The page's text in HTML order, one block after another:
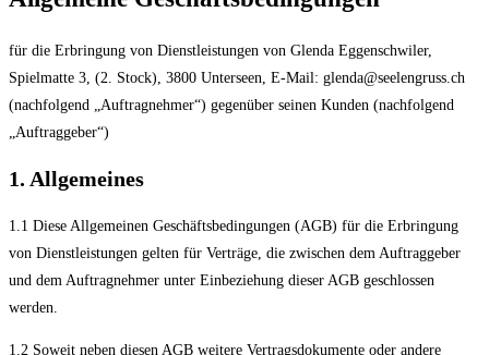
für die Erbringung von Dienstleistungen von Glenda Eggenschwiler,
Spielmatte 3, (2. Stock), 3800 Unterseen, E-Mail: glenda@seelengruss.ch
(nachfolgend „Auftragnehmer“) gegenüber seinen Kunden (nachfolgend
„Auftraggeber“)
1. Allgemeines
1.1 Diese Allgemeinen Geschäftsbedingungen (AGB) für die Erbringung
von Dienstleistungen gelten für Verträge, die zwischen dem Auftraggeber
und dem Auftragnehmer unter Einbeziehung dieser AGB geschlossen
werden.
1.2 Soweit neben diesen AGB weitere Vertragsdokumente oder andere